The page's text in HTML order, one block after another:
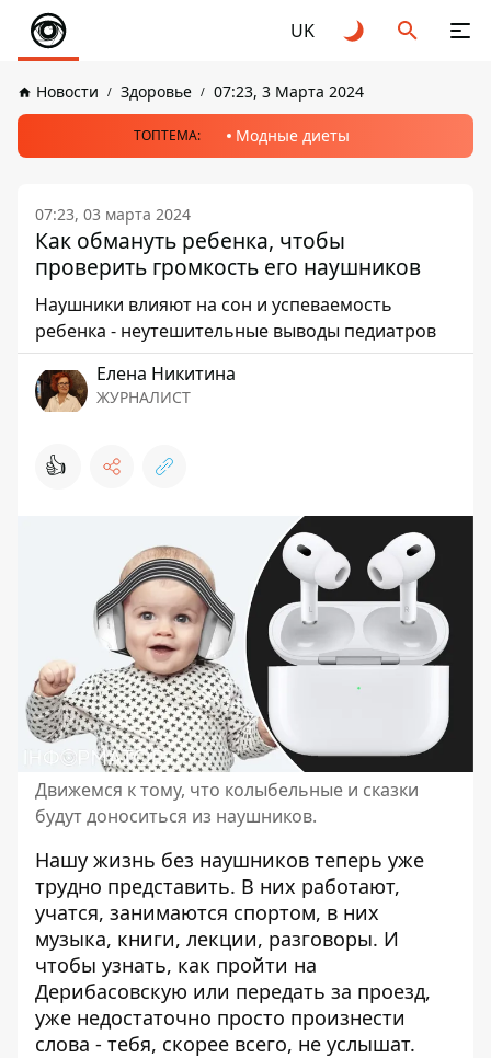
UK
Новости Здоровье 07:23, 3 Марта 2024
ТОПТЕМА: Модные диеты
07:23, 03 марта 2024
Как обмануть ребенка, чтобы
проверить громкость его наушников
Наушники влияют на сон и успеваемость
ребенка - неутешительные выводы педиатров
Елена Никитина
ЖУРНАЛИСТ
👍
Движемся к тому, что колыбельные и сказки
будут доноситься из наушников.
Нашу жизнь без наушников теперь уже
трудно представить. В них работают,
учатся, занимаются спортом, в них
музыка, книги, лекции, разговоры. И
чтобы узнать, как пройти на
Дерибасовскую или передать за проезд,
уже недостаточно просто произнести
слова - тебя, скорее всего, не услышат.